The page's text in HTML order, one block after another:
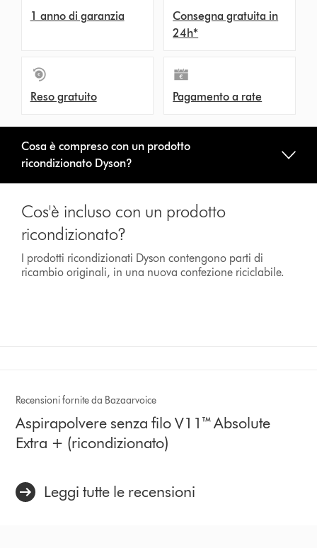
1 anno di garanzia
Consegna gratuita in
24h*
Reso gratuito Pagamento a rate
Cosa è compreso con un prodotto
ricondizionato Dyson?
Cos'è incluso con un prodotto
ricondizionato?
I prodotti ricondizionati Dyson contengono parti di
ricambio originali, in una nuova confezione riciclabile.
Recensioni fornite da Bazaarvoice
Aspirapolvere senza filo V11™ Absolute
Extra + (ricondizionato)
Leggi tutte le recensioni